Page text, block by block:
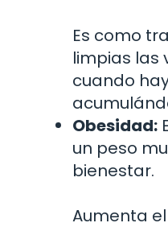
Es como
limpias las
cuando
Obesidad:
un peso
bienestar.
Aumenta